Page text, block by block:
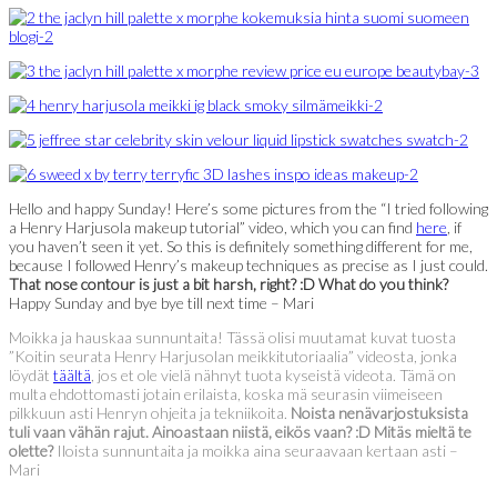
Hello and happy Sunday! Here’s some pictures from the “I tried following
a Henry Harjusola makeup tutorial” video, which you can find here , if
you haven’t seen it yet. So this is definitely something different for me,
because I followed Henry’s makeup techniques as precise as I just could.
That nose contour is just a bit harsh, right? :D What do you think?
Happy Sunday and bye bye till next time – Mari
Moikka ja hauskaa sunnuntaita! Tässä olisi muutamat kuvat tuosta
”Koitin seurata Henry Harjusolan meikkitutoriaalia” videosta, jonka
löydät täältä , jos et ole vielä nähnyt tuota kyseistä videota. Tämä on
multa ehdottomasti jotain erilaista, koska mä seurasin viimeiseen
pilkkuun asti Henryn ohjeita ja tekniikoita. Noista nenävarjostuksista
tuli vaan vähän rajut. Ainoastaan niistä, eikös vaan? :D Mitäs mieltä te
olette?Iloista sunnuntaita ja moikka aina seuraavaan kertaan asti –
Mari